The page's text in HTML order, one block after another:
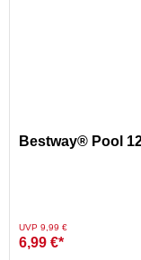
Bestway® Pool
Preis reduziert von
UVP 9,99 €auf
6,99 €*